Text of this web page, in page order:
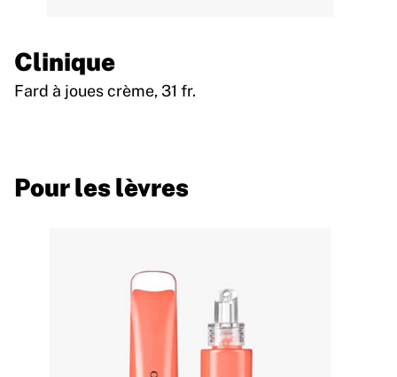
Clinique
Fard à joues crème, 31 fr.
Pour les lèvres